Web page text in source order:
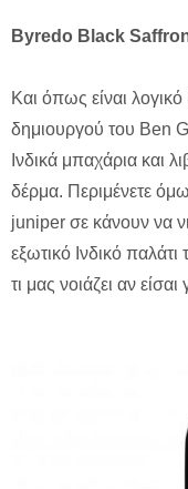
Byredo Black
Και όπως είναι
δημιουργού του Ben
Ινδικά μπαχάρια και
δέρμα. Περιμένετε
juniper σε κάνουν να
εξωτικό Ινδικό
τι μας νοιάζει αν